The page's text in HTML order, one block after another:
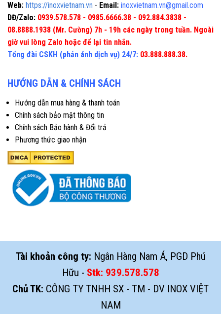
Web: https://inoxvietnam.vn - Email: inoxvietnam.vn@gmail.com
DĐ/Zalo: 0939.578.578 - 0985.6666.38 - 092.884.3838 -
08.8888.1938 (Mr. Cường) 7h - 19h các ngày trong tuần. Ngoài
giờ vui lòng Zalo hoặc để lại tin nhắn.
Tổng đài CSKH (phản ánh dịch vụ) 24/7: 03.888.888.38.
HƯỚNG DẪN & CHÍNH SÁCH
Hướng dẫn mua hàng & thanh toán
Chính sách bảo mật thông tin
Chính sách Bảo hành & Đổi trả
Phương thức giao nhận
Tài khoản công ty: Ngân Hàng Nam Á, PGD Phú
Hữu - Stk: 939.578.578
Chủ TK: CÔNG TY TNHH SX - TM - DV INOX VIỆT
NAM